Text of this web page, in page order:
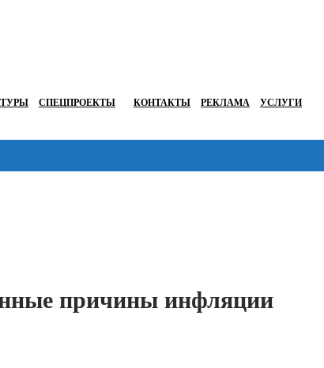
СПЕЦПРОЕКТЫ КОНТАКТЫ РЕКЛАМА УСЛУГИ
причины инфляции